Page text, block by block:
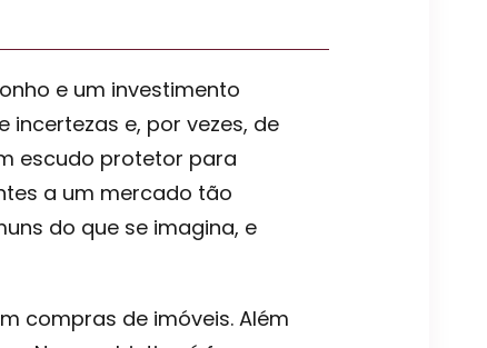
e um investimento
e, por vezes, de
escudo protetor para
a um mercado tão
do que se imagina, e
compras de imóveis. Além